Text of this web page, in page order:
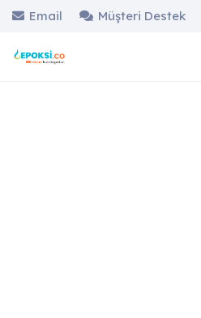
Email Müşteri Destek